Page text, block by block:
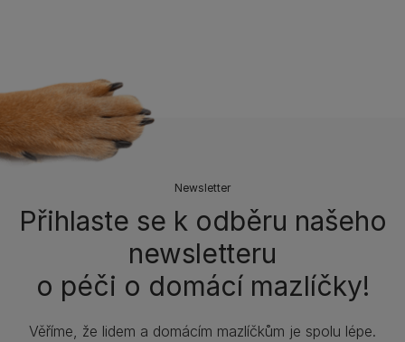
Newsletter
Přihlaste se k odběru našeho
newsletteru
o péči o domácí mazlíčky!
Věříme, že lidem a domácím mazlíčkům je spolu lépe.